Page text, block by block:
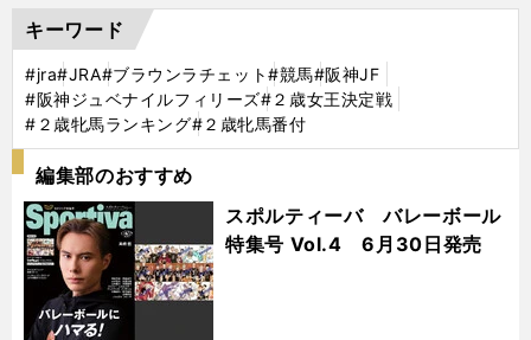
キーワード
#jra#JRA#ブラウンラチェット#競馬#阪神JF
#阪神ジュベナイルフィリーズ#２歳女王決定戦
#２歳牝馬ランキング#２歳牝馬番付
編集部のおすすめ
スポルティーバ バレーボール
特集号 Vol.4 6月30日発売